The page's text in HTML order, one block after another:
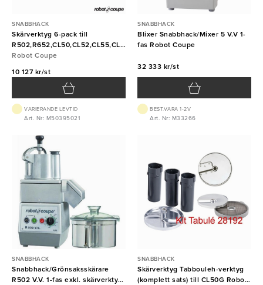
SNABBHACK
Skärverktyg 6-pack till
R502,R652,CL50,CL52,CL55,CL60
Robot Coupe
Robot Coupe
10 127 kr/st
VARIERANDE LEVTID
Art. Nr: M50395021
SNABBHACK
Blixer Snabbhack/Mixer 5 V.V 1-
fas Robot Coupe
32 333 kr/st
BEST.VARA 1-2V
Art. Nr: M33266
SNABBHACK
Snabbhack/Grönsaksskärare
R502 V.V. 1-fas exkl. skärverktyg
SNABBHACK
Skärverktyg Tabbouleh-verktyg
(komplett sats) till CL50G Robot